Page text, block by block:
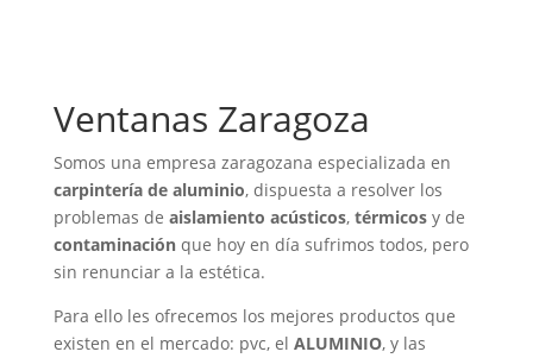
Ventanas Zaragoza
Somos una empresa zaragozana especializada en
carpintería de aluminio, dispuesta a resolver los
problemas de aislamiento acústicos, térmicosy de
contaminaciónque hoy en día sufrimos todos, pero
sin renunciar a la estética.
Para ello les ofrecemos los mejores productos que
existen en el mercado: pvc, el ALUMINIO, y las